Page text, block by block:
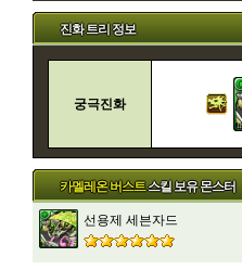
진화 트리 정보
궁극진화
카멜레온 버스트스킬 보유 몬스터
선용제 세븐자드